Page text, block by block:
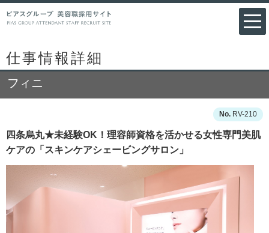
仕事情報詳細
フィニ
RV-210
四条烏丸★未経験OK！理容師資格を活かせる女性専門美肌
ケアの「スキンケアシェービングサロン」